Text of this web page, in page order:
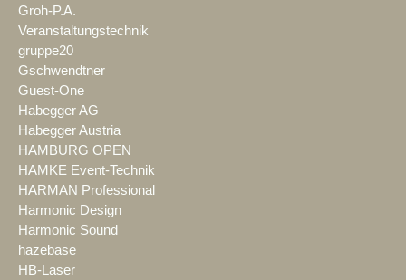
Groh-P.A.
Veranstaltungstechnik
gruppe20
Gschwendtner
Guest-One
Habegger AG
Habegger Austria
HAMBURG OPEN
HAMKE Event-Technik
HARMAN Professional
Harmonic Design
Harmonic Sound
hazebase
HB-Laser